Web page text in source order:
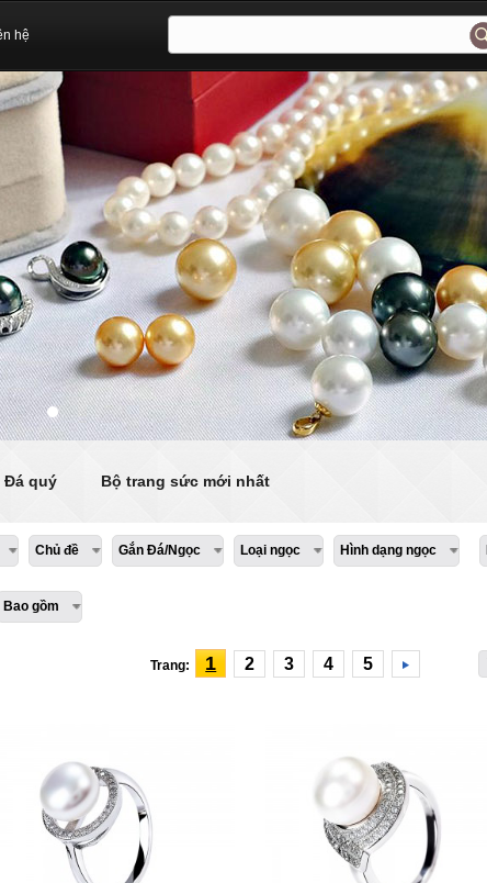
hệ
Đá quý Bộ trang sức mới nhất
Chủ đề Gắn Đá/Ngọc Loại ngọc Hình dạng ngọc
Bao gồm
Trang: 1 2 3 4 5